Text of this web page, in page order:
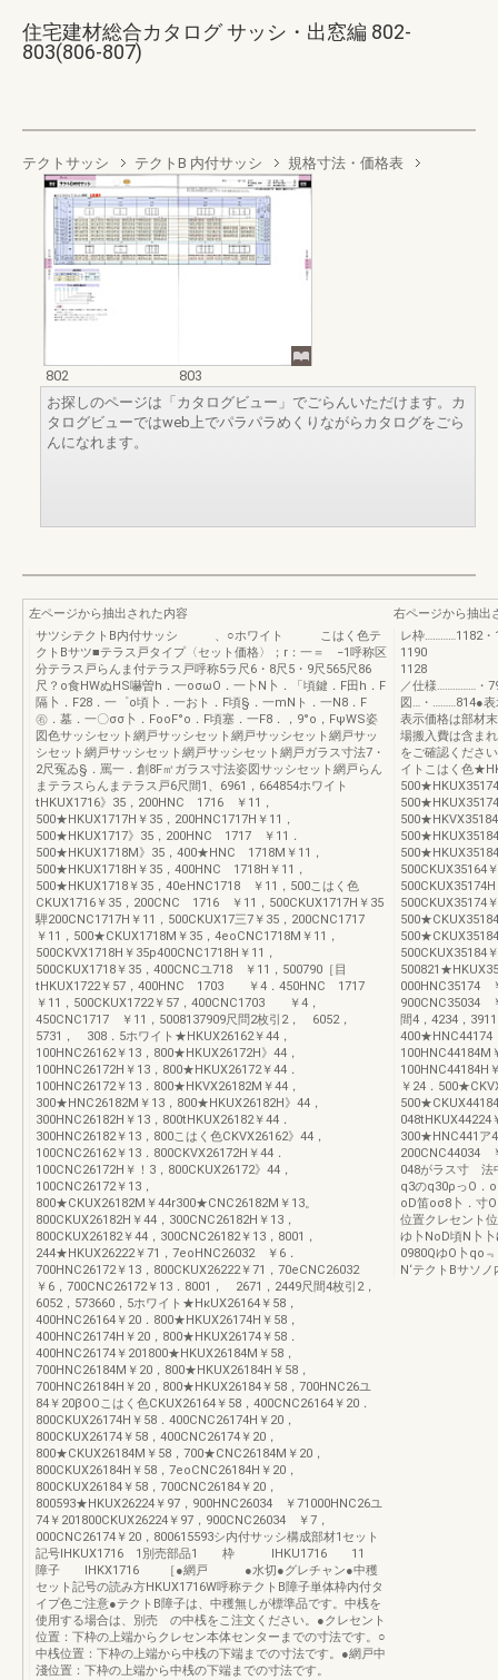
住宅建材総合カタログ サッシ・出窓編 802-
803(806-807)
テクトサッシ テクトB 内付サッシ 規格寸法・価格表
802
803
お探しのページは「カタログビュー」でごらんいただけます。カ
タログビューではweb上でパラパラめくりながらカタログをごら
んになれます。
左ページから抽出された内容
サツシテクトB内付サッシ 、○ホワイト こはく色テ
クトBサツ■テラス戸タイプ〈セット価格〉；r：一＝ −1呼称区
分テラス戸らんま付テラス戸呼称5ラ尺6・8尺5・9尺565尺86
尺？o食HWぬHS嚇曽h．一oσωO．一卜N卜．「頃鍵．F田h．F
隔卜．F28．一゜o頃卜．一おト．F頃§．一mNト．一N8．F
㊨．墓．一〇σσ卜．FooF°o．F頃塞．一F8．，9°o，FψWS姿
図色サッシセット網戸サッシセット網戸サッシセット網戸サッ
シセット網戸サッシセット網戸サッシセット網戸ガラス寸法7・
2尺冤ゐ§．罵一．創8F㎡ガラス寸法姿図サッシセット網戸らん
まテラスらんまテラス戸6尺間1、6961，664854ホワイト
tHKUX1716》35，200HNC 1716 ￥11，
500★HKUX1717H￥35，200HNC1717H￥11，
500★HKUX1717》35，200HNC 1717 ￥11．
500★HKUX1718M》35，400★HNC 1718M￥11，
500★HKUX1718H￥35，400HNC 1718H￥11，
500★HKUX1718￥35，40eHNC1718 ￥11，500こはく色
CKUX1716￥35，200CNC 1716 ￥11，500CKUX1717H￥35
騨200CNC1717H￥11，500CKUX17三7￥35，200CNC1717
￥11，500★CKUX1718M￥35，4eoCNC1718M￥11，
500CKVX1718H￥35p400CNC1718H￥11，
500CKUX1718￥35，400CNCユ718 ￥11，500790［目
tHKUX1722￥57，400HNC 1703 ￥4．450HNC 1717
￥11，500CKUX1722￥57，400CNC1703 ￥4，
450CNC1717 ￥11，5008137909尺問2枚引2， 6052，
5731， 308．5ホワイト★HKUX26162￥44，
100HNC26162￥13，800★HKUX26172H》44，
100HNC26172H￥13，800★HKUX26172￥44．
100HNC26172￥13．800★HKVX26182M￥44，
300★HNC26182M￥13，800★HKUX26182H》44，
300HNC26182H￥13，800tHKUX26182￥44．
300HNC26182￥13，800こはく色CKVX26162》44，
100CNC26162￥13．800CKVX26172H￥44．
100CNC26172H￥！3，800CKUX26172》44，
100CNC26172￥13，
800★CKUX26182M￥44r300★CNC26182M￥13。
800CKUX26182H￥44，300CNC26182H￥13，
800CKUX26182￥44，300CNC26182￥13，8001，
244★HKUX26222￥71，7eoHNC26032 ￥6．
700HNC26172￥13，800CKUX26222￥71，70eCNC26032
￥6，700CNC26172￥13．8001， 2671，2449尺間4枚引2，
6052，573660，5ホワイト★HκUX26164￥58，
400HNC26164￥20．800★HKUX26174H￥58，
400HNC26174H￥20，800★HKUX26174￥58．
400HNC26174￥201800★HKUX26184M￥58，
700HNC26184M￥20，800★HKUX26184H￥58，
700HNC26184H￥20，800★HKUX26184￥58，700HNC26ユ
84￥20βOOこはく色CKUX26164￥58，400CNC26164￥20．
800CKUX26174H￥58．400CNC26174H￥20，
800CKUX26174￥58，400CNC26174￥20，
800★CKUX26184M￥58，700★CNC26184M￥20，
800CKUX26184H￥58，7eoCNC26184H￥20，
800CKUX26184￥58，700CNC26184￥20，
800593★HKUX26224￥97，900HNC26034 ￥71000HNC26ユ
74￥201800CKUX26224￥97，900CNC26034 ￥7，
000CNC26174￥20，800615593シ内付サッシ構成部材1セット
記号IHKUX1716 1別売部品1 枠 IHKU1716 11
障子 lHKX1716 ［●網戸 ●水切●グレチャン●中穫
セット記号の読み方HKUX1716W呼称テクトB障子単体枠内付タ
イプ色ご注意●テクトB障子は、中穫無しが標準品です。中桟を
使用する場合は、別売 の中桟をこ注文ください。●クレセント
位置：下枠の上端からクレセン本体センターまでの寸法です。○
中桟位置：下枠の上端から中桟の下端までの寸法です。●網戸中
淺位置：下枠の上端から中桟の下端までの寸法です。
右ページから抽出
レ枠…………1182
1190 レ
1128
／仕様……………・
図…・………814●
表示価格は部材
場搬入費は含ま
をご確認くださ
イトこはく色
500CKUX35164
500CKUX35174
500CKUX35184
000HNC35174
900CNC35034
間4，4234，
400★HNC44174
100HNC44184M
100HNC44184H
￥24．
300★HNC441ア
200CNC44034
048がラス寸 法
q3のq30ρっO．
oD笛oσ8卜．寸
位置クレセント
ゆ卜NoD頃N卜
0980QゆO卜
N‘テクトBサソ